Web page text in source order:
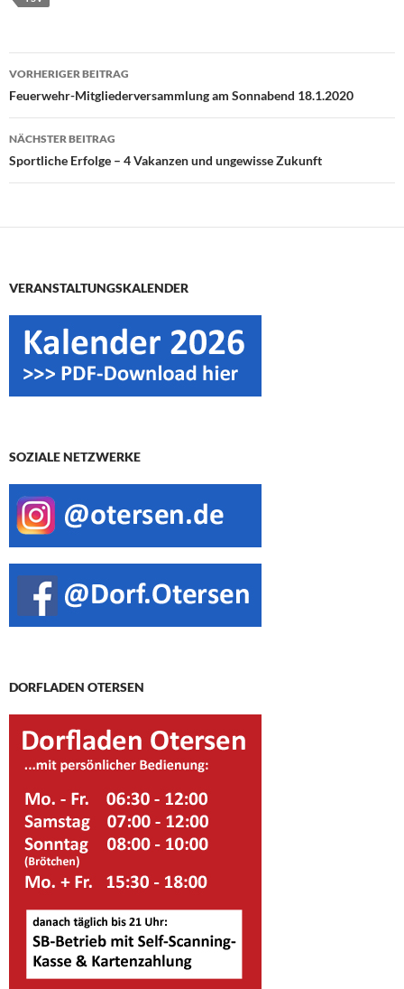
Beitragsnavigation
VORHERIGER BEITRAG
Feuerwehr-Mitgliederversammlung am Sonnabend 18.1.2020
NÄCHSTER BEITRAG
Sportliche Erfolge – 4 Vakanzen und ungewisse Zukunft
VERANSTALTUNGSKALENDER
SOZIALE NETZWERKE
DORFLADEN OTERSEN